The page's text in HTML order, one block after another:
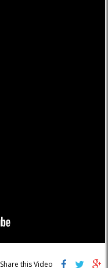
Share this Video